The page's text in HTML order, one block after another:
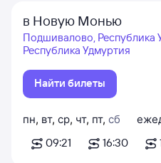
в Новую Монью
Подшивалово, Республика
Республика Удмуртия
Найти билеты
пн, вт, ср, чт, пт, сб
09:21
16:30